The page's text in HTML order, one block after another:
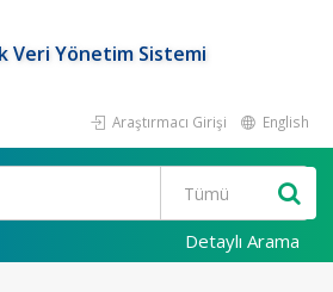
Veri Yönetim Sistemi
Araştırmacı Girişi English
Detaylı Arama